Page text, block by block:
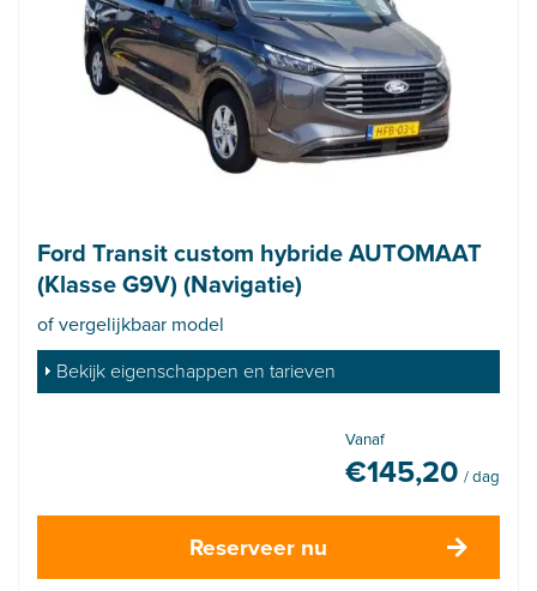
Ford Transit custom hybride AUTOMAAT
(Klasse G9V) (Navigatie)
of vergelijkbaar model
Bekijk eigenschappen en tarieven
Vanaf
€145,20 / dag
Reserveer nu